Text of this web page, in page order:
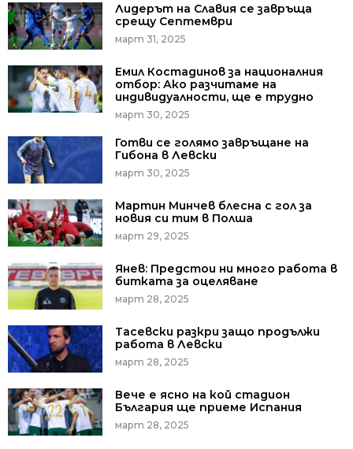
Лидерът на Славия се завръща
срещу Септември
март 31, 2025
Емил Костадинов за националния
отбор: Ако разчитаме на
индивидуалности, ще е трудно
март 30, 2025
Готви се голямо завръщане на
Гибона в Левски
март 30, 2025
Мартин Минчев блесна с гол за
новия си тим в Полша
март 29, 2025
Янев: Предстои ни много работа в
битката за оцеляване
март 28, 2025
Тасевски разкри защо продължи
работа в Левски
март 28, 2025
Вече е ясно на кой стадион
България ще приеме Испания
март 28, 2025